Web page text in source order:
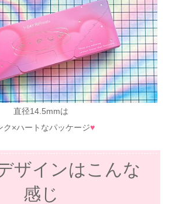
直径14.5mmは
ク×ハートなパッケージ♥
ザインはこんな
感じ